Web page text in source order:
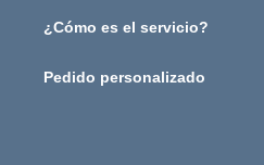
¿Cómo es el servicio?
Pedido personalizado